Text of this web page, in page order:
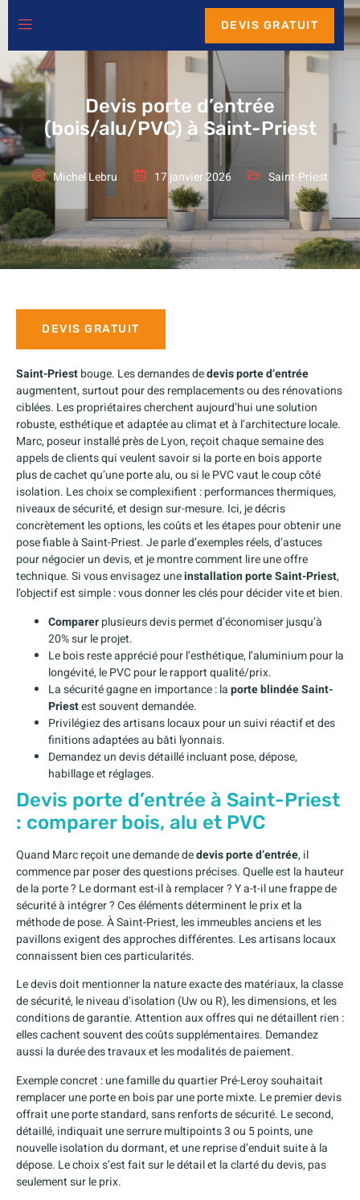
DEVIS GRATUIT
Devis porte d’entrée
(bois/alu/PVC) à Saint-Priest
Michel Lebru 17 janvier 2026 Saint-Priest
DEVIS GRATUIT
Saint-Priestbouge. Les demandes dedevis porte d’entrée
augmentent, surtout pour des remplacements ou des rénovations
ciblées. Les propriétaires cherchent aujourd’hui une solution
robuste, esthétique et adaptée au climat et à l’architecture locale.
Marc, poseur installé près de Lyon, reçoit chaque semaine des
appels de clients qui veulent savoir si la porte en bois apporte
plus de cachet qu’une porte alu, ou si le PVC vaut le coup côté
isolation. Les choix se complexifient : performances thermiques,
niveaux de sécurité, et design sur-mesure. Ici, je décris
concrètement les options, les coûts et les étapes pour obtenir une
pose fiable à Saint-Priest. Je parle d’exemples réels, d’astuces
pour négocier un devis, et je montre comment lire une offre
technique. Si vous envisagez uneinstallation porte Saint-Priest,
l’objectif est simple : vous donner les clés pour décider vite et bien.
Comparerplusieurs devis permet d’économiser jusqu’à
20% sur le projet.
Le bois reste apprécié pour l’esthétique, l’aluminium pour la
longévité, le PVC pour le rapport qualité/prix.
La sécurité gagne en importance : laporte blindée Saint-
Priestest souvent demandée.
Privilégiez des artisans locaux pour un suivi réactif et des
finitions adaptées au bâti lyonnais.
Demandez un devis détaillé incluant pose, dépose,
habillage et réglages.
Devis porte d’entrée à Saint-Priest
: comparer bois, alu et PVC
Quand Marc reçoit une demande dedevis porte d’entrée, il
commence par poser des questions précises. Quelle est la hauteur
de la porte ? Le dormant est-il à remplacer ? Y a-t-il une frappe de
sécurité à intégrer ? Ces éléments déterminent le prix et la
méthode de pose. À Saint-Priest, les immeubles anciens et les
pavillons exigent des approches différentes. Les artisans locaux
connaissent bien ces particularités.
Le devis doit mentionner la nature exacte des matériaux, la classe
de sécurité, le niveau d’isolation (Uw ou R), les dimensions, et les
conditions de garantie. Attention aux offres qui ne détaillent rien :
elles cachent souvent des coûts supplémentaires. Demandez
aussi la durée des travaux et les modalités de paiement.
Exemple concret : une famille du quartier Pré-Leroy souhaitait
remplacer une porte en bois par une porte mixte. Le premier devis
offrait une porte standard, sans renforts de sécurité. Le second,
détaillé, indiquait une serrure multipoints 3 ou 5 points, une
nouvelle isolation du dormant, et une reprise d’enduit suite à la
dépose. Le choix s’est fait sur le détail et la clarté du devis, pas
seulement sur le prix.